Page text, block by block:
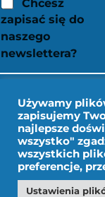
Chcesz
zapisać się do
naszego
newslettera?
Używamy
zapisujemy
najlepsze
wszystko"
wszystkich
preferencje,
Ustawienia